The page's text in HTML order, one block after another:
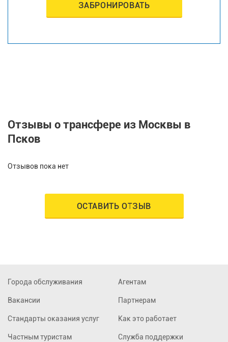
ЗАБРОНИРОВАТЬ
Отзывы о трансфере из Москвы в
Псков
Отзывов пока нет
ОСТАВИТЬ ОТЗЫВ
Города обслуживания
Вакансии
Стандарты оказания услуг
Частным туристам
Агентам
Партнерам
Как это работает
Служба поддержки